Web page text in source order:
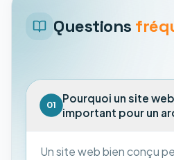
Questions
01
Pourquoi un site
important pour un
Un site web bien conçu